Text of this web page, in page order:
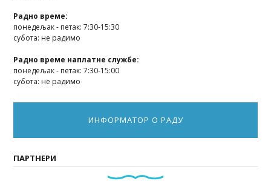
Радно време:
понедељак - петак: 7:30-15:30
субота: не радимо
Радно време наплатне службе:
понедељак - петак: 7:30-15:00
субота: не радимо
ИНФОРМАТОР О РАДУ
ПАРТНЕРИ